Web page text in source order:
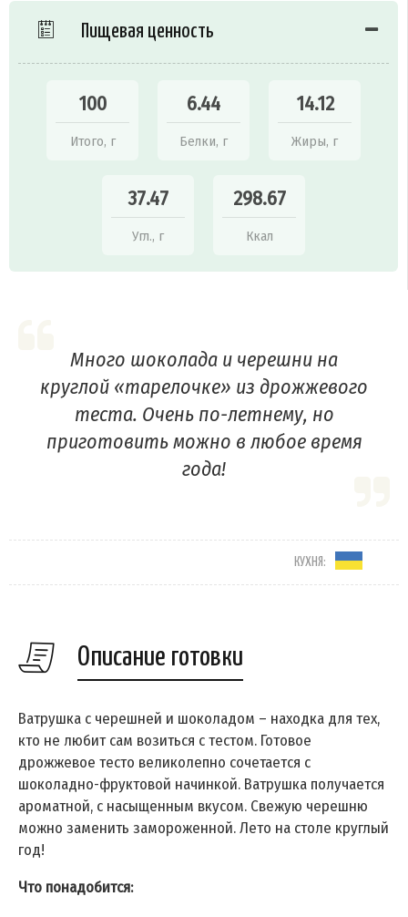
Пищевая ценность
100
Итого, г
6.44
Белки, г
14.12
Жиры, г
37.47
Угл., г
298.67
Ккал
Много шоколада и черешни на
круглой «тарелочке» из дрожжевого
теста. Очень по-летнему, но
приготовить можно в любое время
года!
КУХНЯ:
Описание готовки
Ватрушка с черешней и шоколадом – находка для тех,
кто не любит сам возиться с тестом. Готовое
дрожжевое тесто великолепно сочетается с
шоколадно-фруктовой начинкой. Ватрушка получается
ароматной, с насыщенным вкусом. Свежую черешню
можно заменить замороженной. Лето на столе круглый
год!
Что понадобится: